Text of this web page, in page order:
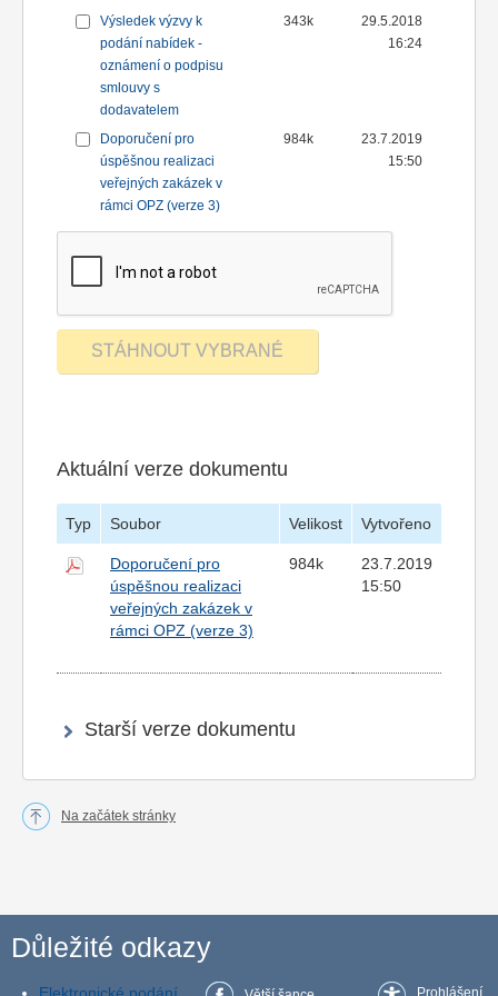
Výsledek výzvy k
podání nabídek -
oznámení o podpisu
smlouvy s
dodavatelem
343k
29.5.2018
16:24
Doporučení pro
úspěšnou realizaci
veřejných zakázek v
rámci OPZ (verze 3)
984k
23.7.2019
15:50
Aktuální verze dokumentu
Typ Soubor Velikost Vytvořeno
Doporučení pro
úspěšnou realizaci
veřejných zakázek v
rámci OPZ (verze 3)
984k
23.7.2019
15:50
Starší verze dokumentu
Na začátek stránky
Důležité odkazy
Prohlášení